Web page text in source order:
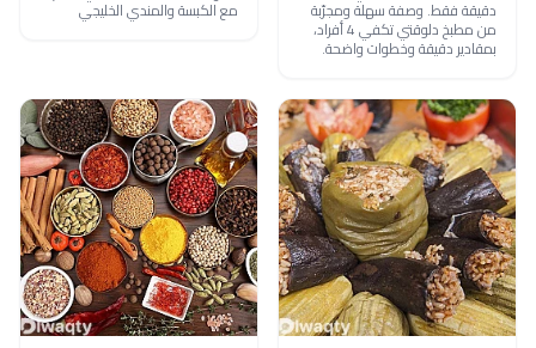
دقيقة فقط. وصفة سهلة ومجرّبة
من مطبخ دلوقتي تكفي 4 أفراد،
بمقادير دقيقة وخطوات واضحة.
مع الكبسة والمندي الخليجي